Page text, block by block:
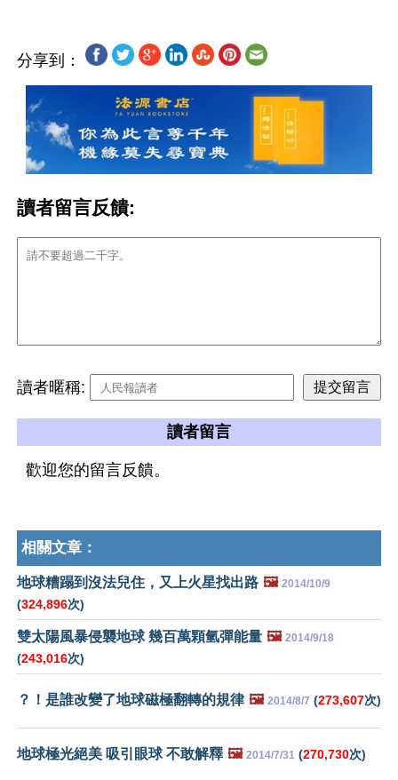
分享到：
讀者留言反饋:
讀者暱稱:
讀者留言
歡迎您的留言反饋。
相關文章：
地球糟蹋到沒法兒住，又上火星找出路 🖼️ 2014/10/9
(324,896次)
雙太陽風暴侵襲地球 幾百萬顆氫彈能量 🖼️ 2014/9/18
(243,016次)
？！是誰改變了地球磁極翻轉的規律 🖼️ 2014/8/7 (273,607次)
地球極光絕美 吸引眼球 不敢解釋 🖼️ 2014/7/31 (270,730次)